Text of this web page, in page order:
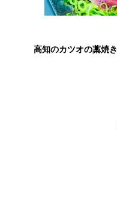
高知のカツオの藁焼